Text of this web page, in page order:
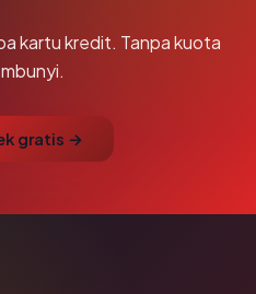
kartu kredit. Tanpa kuota
gratis →